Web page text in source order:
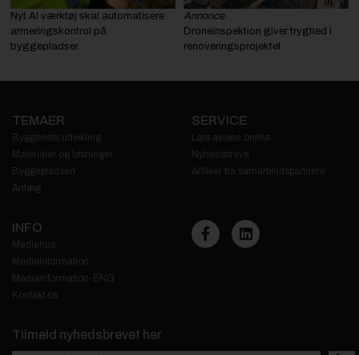
Nyt AI værktøj skal automatisere
armeringskontrol på
byggepladser
Annonce
Droneinspektion giver tryghed i
renoveringsprojektet
TEMAER
Byggeriets udvikling
Materialer og løsninger
Byggepladsen
Anlæg
SERVICE
Læs avisen online
Nyhedsbreve
Artikler fra samarbejdspartnere
INFO
Mediehus
Medieinformation
Mediainformation-ENG
Kontakt os
Tilmeld nyhedsbrevet her